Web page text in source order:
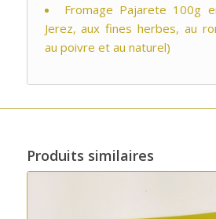
Fromage Pajarete 100g
Jerez, aux fines herbes, au
au poivre et au naturel)
Produits similaires